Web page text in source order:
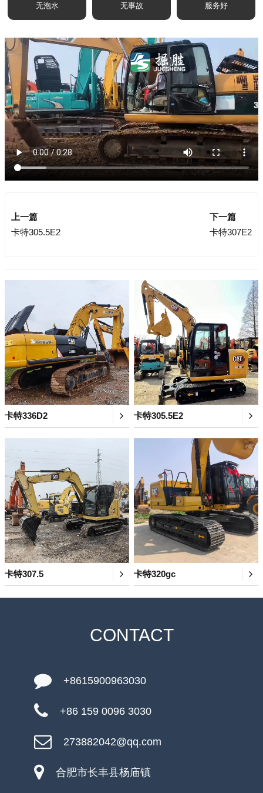
无泡水 无事故 服务好
上一篇
卡特305.5E2
下一篇
卡特307E2
卡特336D2 卡特305.5E2
卡特307.5 卡特320gc
CONTACT
+8615900963030
+86 159 0096 3030
273882042@qq.com
合肥市长丰县杨庙镇